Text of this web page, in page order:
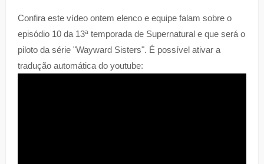
Confira este vídeo ontem elenco e equipe falam sobre o
episódio 10 da 13ª temporada de Supernatural e que será o
piloto da série "Wayward Sisters". É possível ativar a
tradução automática do youtube: